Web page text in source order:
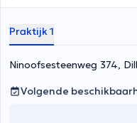
Praktijk 1
Ninoofsesteenweg 374,
Volgende